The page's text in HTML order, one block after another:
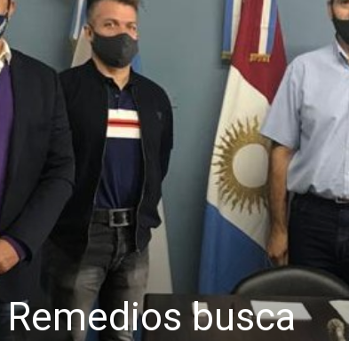
busca